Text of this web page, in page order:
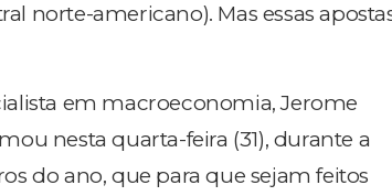
norte-americano). Mas essas
em macroeconomia, Jerome
nesta quarta-feira (31), durante a
do ano, que para que sejam feitos